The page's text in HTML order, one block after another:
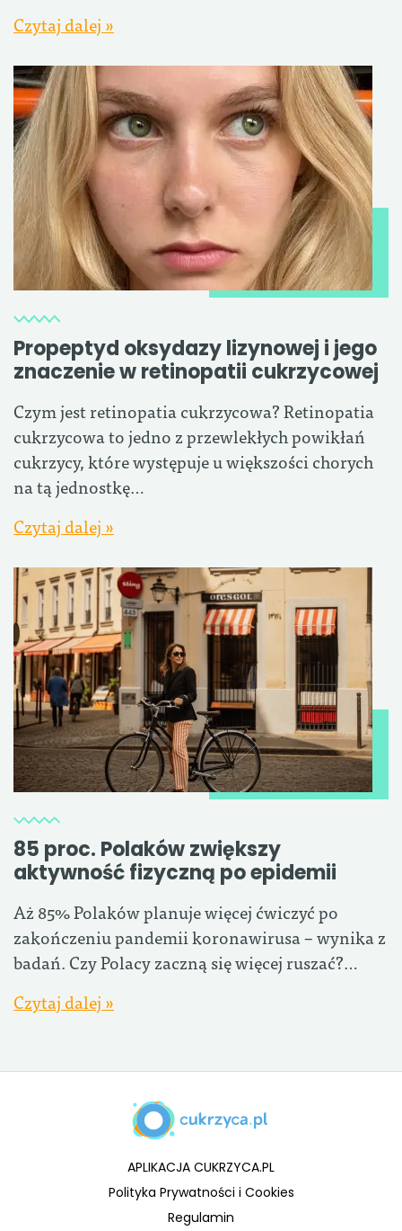
Czytaj dalej »
Propeptyd oksydazy lizynowej i jego
znaczenie w retinopatii cukrzycowej
Czym jest retinopatia cukrzycowa? Retinopatia
cukrzycowa to jedno z przewlekłych powikłań
cukrzycy, które występuje u większości chorych
na tą jednostkę…
Czytaj dalej »
85 proc. Polaków zwiększy
aktywność fizyczną po epidemii
Aż 85% Polaków planuje więcej ćwiczyć po
zakończeniu pandemii koronawirusa – wynika z
badań. Czy Polacy zaczną się więcej ruszać?…
Czytaj dalej »
APLIKACJA CUKRZYCA.PL
Polityka Prywatności i Cookies
Regulamin